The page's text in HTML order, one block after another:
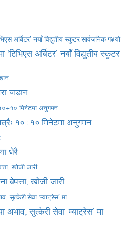
अर्बिटर’ नयाँ विद्युतीय स्कुटर
जडान
१०÷१० मिनेटमा अनुगमन
धेरै
बेपत्ता, खोजी जारी
सुत्केरी सेवा ‘म्याट्रेस’ मा